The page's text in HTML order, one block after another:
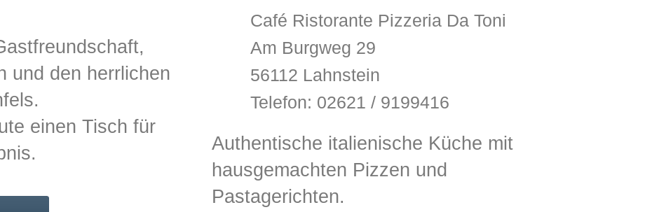
und den herrlichen
einen Tisch für
Café Ristorante Pizzeria Da Toni
Am Burgweg 29
56112 Lahnstein
Telefon: 02621 / 9199416
Authentische italienische Küche mit
hausgemachten Pizzen und
Pastagerichten.